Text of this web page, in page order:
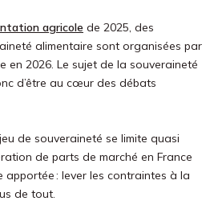
agricole de 2025, des
alimentaire sont organisées par
en 2026. Le sujet de la souveraineté
d’être au cœur des débats
de souveraineté se limite quasi
de parts de marché en France
apportée : lever les contraintes à la
de tout.